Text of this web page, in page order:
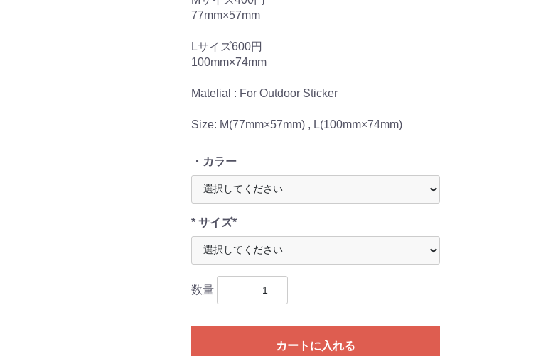
77mm×57mm
Lサイズ600円
100mm×74mm
Matelial : For Outdoor Sticker
Size: M(77mm×57mm) , L(100mm×74mm)
・カラー
* サイズ*
数量
カートに入れる